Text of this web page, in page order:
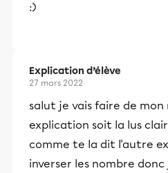
:)
Explication d’élève
27 mars 2022
salut je vais faire de
explication soit la lus clair
comme te la dit l'autre
inverser les nombre